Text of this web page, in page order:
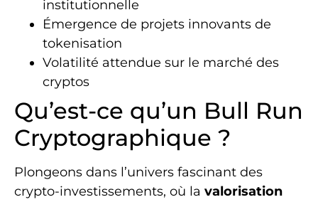
institutionnelle
Émergence de projets innovants de
tokenisation
Volatilité attendue sur le marché des
cryptos
Qu’est-ce qu’un Bull Run
Cryptographique ?
Plongeons dans l’univers fascinant des
crypto-investissements, où la valorisation